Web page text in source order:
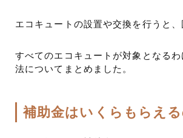
エコキュートの設置や交換を行うと
すべてのエコキュートが対象となる
法についてまとめました。
補助金はいくらもらえる